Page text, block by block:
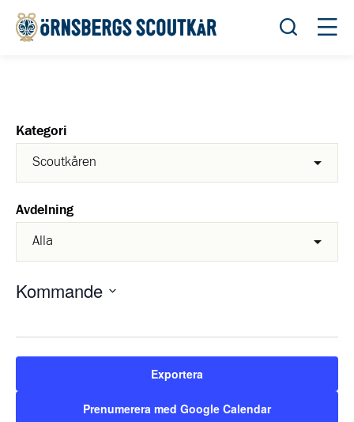
Öppna
Kategori
Avdelning
Kommande
datum.
Exportera
Prenumerera med Google Calendar